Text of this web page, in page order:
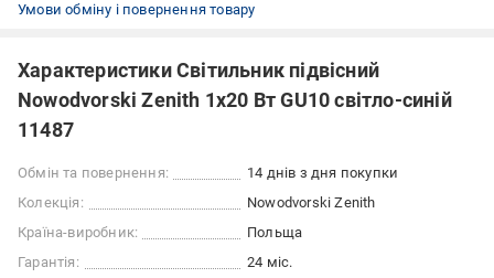
Умови обміну і повернення товару
Характеристики Світильник підвісний
Nowodvorski Zenith 1x20 Вт GU10 світло-синій
11487
Обмін та повернення:
14 днів з дня покупки
Колекція:
Nowodvorski Zenith
Країна-виробник:
Польща
Гарантія:
24 міс.